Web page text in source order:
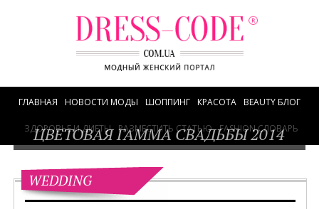
ГЛАВНАЯ НОВОСТИ МОДЫ ШОППИНГ КРАСОТА BEAUTY БЛОГ
ЗДОРОВЬЕ И ДИЕТЫ РАЗМЕСТИТЬ СТАТЬЮ FASHION СЛОВАРЬ
ЦВЕТОВАЯ ГАММА СВАДЬБЫ 2014
WEDDING